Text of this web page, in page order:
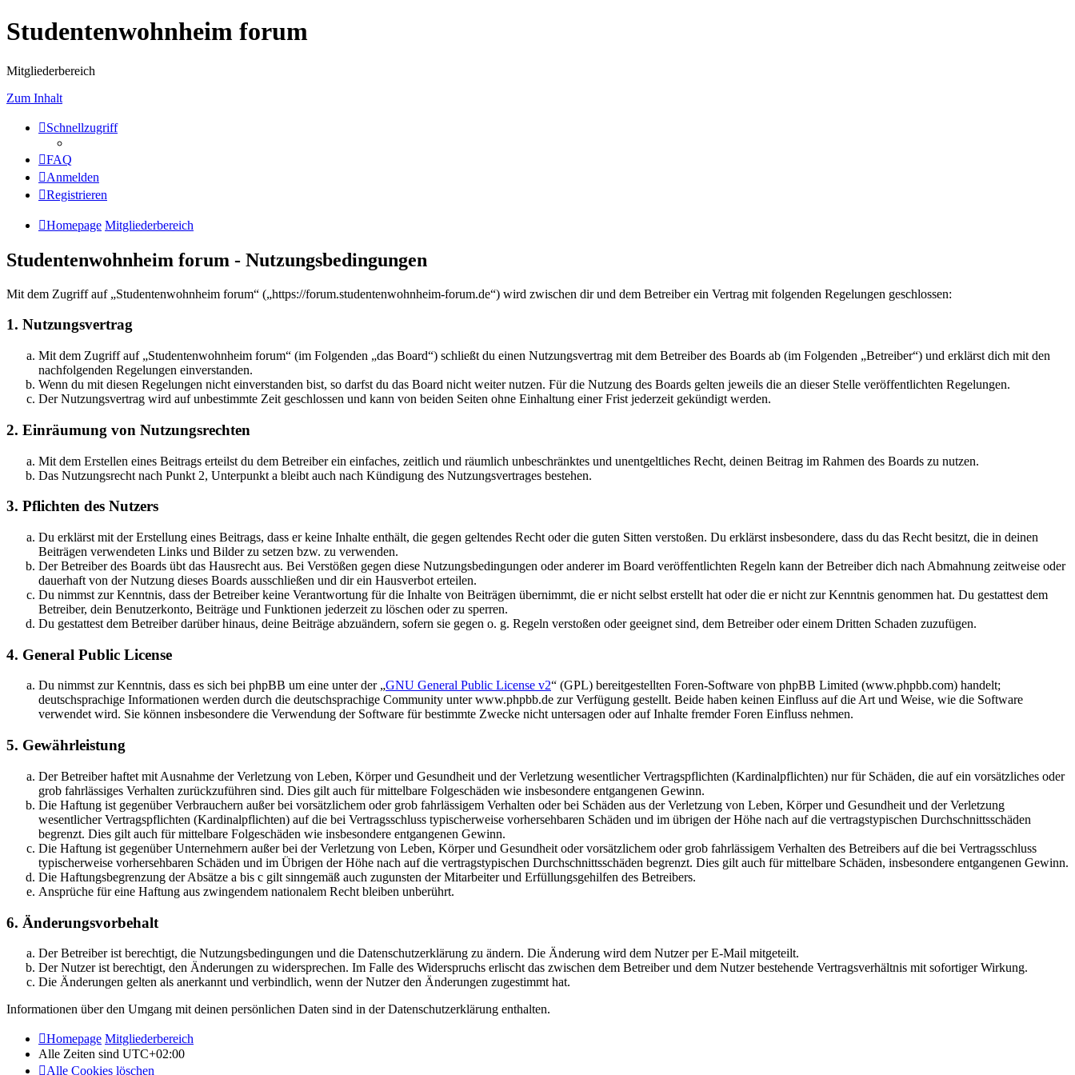
Studentenwohnheim forum
Mitgliederbereich
Zum Inhalt
Schnellzugriff
FAQ
Anmelden
Registrieren
Homepage Mitgliederbereich
Studentenwohnheim forum - Nutzungsbedingungen
Mit dem Zugriff auf „Studentenwohnheim forum“ („https://forum.studentenwohnheim-forum.de“) wird zwischen dir und dem Betreiber ein Vertrag mit folgenden Regelungen geschlossen:
1. Nutzungsvertrag
Mit dem Zugriff auf „Studentenwohnheim forum“ (im Folgenden „das Board“) schließt du einen Nutzungsvertrag mit dem Betreiber des Boards ab (im Folgenden „Betreiber“) und erklärst dich mit den
nachfolgenden Regelungen einverstanden.
Wenn du mit diesen Regelungen nicht einverstanden bist, so darfst du das Board nicht weiter nutzen. Für die Nutzung des Boards gelten jeweils die an dieser Stelle veröffentlichten Regelungen.
Der Nutzungsvertrag wird auf unbestimmte Zeit geschlossen und kann von beiden Seiten ohne Einhaltung einer Frist jederzeit gekündigt werden.
2. Einräumung von Nutzungsrechten
Mit dem Erstellen eines Beitrags erteilst du dem Betreiber ein einfaches, zeitlich und räumlich unbeschränktes und unentgeltliches Recht, deinen Beitrag im Rahmen des Boards zu nutzen.
Das Nutzungsrecht nach Punkt 2, Unterpunkt a bleibt auch nach Kündigung des Nutzungsvertrages bestehen.
3. Pflichten des Nutzers
Du erklärst mit der Erstellung eines Beitrags, dass er keine Inhalte enthält, die gegen geltendes Recht oder die guten Sitten verstoßen. Du erklärst insbesondere, dass du das Recht besitzt, die in deinen
Beiträgen verwendeten Links und Bilder zu setzen bzw. zu verwenden.
Der Betreiber des Boards übt das Hausrecht aus. Bei Verstößen gegen diese Nutzungsbedingungen oder anderer im Board veröffentlichten Regeln kann der Betreiber dich nach Abmahnung zeitweise oder
dauerhaft von der Nutzung dieses Boards ausschließen und dir ein Hausverbot erteilen.
Du nimmst zur Kenntnis, dass der Betreiber keine Verantwortung für die Inhalte von Beiträgen übernimmt, die er nicht selbst erstellt hat oder die er nicht zur Kenntnis genommen hat. Du gestattest dem
Betreiber, dein Benutzerkonto, Beiträge und Funktionen jederzeit zu löschen oder zu sperren.
Du gestattest dem Betreiber darüber hinaus, deine Beiträge abzuändern, sofern sie gegen o. g. Regeln verstoßen oder geeignet sind, dem Betreiber oder einem Dritten Schaden zuzufügen.
4. General Public License
Du nimmst zur Kenntnis, dass es sich bei phpBB um eine unter der „GNU General Public License v2“ (GPL) bereitgestellten Foren-Software von phpBB Limited (www.phpbb.com) handelt;
deutschsprachige Informationen werden durch die deutschsprachige Community unter www.phpbb.de zur Verfügung gestellt. Beide haben keinen Einfluss auf die Art und Weise, wie die Software
verwendet wird. Sie können insbesondere die Verwendung der Software für bestimmte Zwecke nicht untersagen oder auf Inhalte fremder Foren Einfluss nehmen.
5. Gewährleistung
Der Betreiber haftet mit Ausnahme der Verletzung von Leben, Körper und Gesundheit und der Verletzung wesentlicher Vertragspflichten (Kardinalpflichten) nur für Schäden, die auf ein vorsätzliches oder
grob fahrlässiges Verhalten zurückzuführen sind. Dies gilt auch für mittelbare Folgeschäden wie insbesondere entgangenen Gewinn.
Die Haftung ist gegenüber Verbrauchern außer bei vorsätzlichem oder grob fahrlässigem Verhalten oder bei Schäden aus der Verletzung von Leben, Körper und Gesundheit und der Verletzung
wesentlicher Vertragspflichten (Kardinalpflichten) auf die bei Vertragsschluss typischerweise vorhersehbaren Schäden und im übrigen der Höhe nach auf die vertragstypischen Durchschnittsschäden
begrenzt. Dies gilt auch für mittelbare Folgeschäden wie insbesondere entgangenen Gewinn.
Die Haftung ist gegenüber Unternehmern außer bei der Verletzung von Leben, Körper und Gesundheit oder vorsätzlichem oder grob fahrlässigem Verhalten des Betreibers auf die bei Vertragsschluss
typischerweise vorhersehbaren Schäden und im Übrigen der Höhe nach auf die vertragstypischen Durchschnittsschäden begrenzt. Dies gilt auch für mittelbare Schäden, insbesondere entgangenen Gewinn.
Die Haftungsbegrenzung der Absätze a bis c gilt sinngemäß auch zugunsten der Mitarbeiter und Erfüllungsgehilfen des Betreibers.
Ansprüche für eine Haftung aus zwingendem nationalem Recht bleiben unberührt.
6. Änderungsvorbehalt
Der Betreiber ist berechtigt, die Nutzungsbedingungen und die Datenschutzerklärung zu ändern. Die Änderung wird dem Nutzer per E-Mail mitgeteilt.
Der Nutzer ist berechtigt, den Änderungen zu widersprechen. Im Falle des Widerspruchs erlischt das zwischen dem Betreiber und dem Nutzer bestehende Vertragsverhältnis mit sofortiger Wirkung.
Die Änderungen gelten als anerkannt und verbindlich, wenn der Nutzer den Änderungen zugestimmt hat.
Informationen über den Umgang mit deinen persönlichen Daten sind in der Datenschutzerklärung enthalten.
Homepage Mitgliederbereich
Alle Zeiten sind UTC+02:00
Alle Cookies löschen